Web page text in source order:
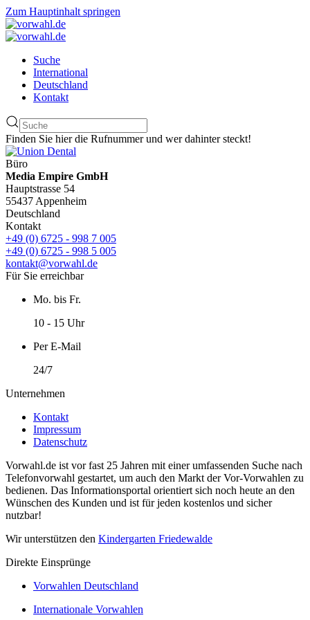
Zum Hauptinhalt springen
Suche
International
Deutschland
Kontakt
Finden Sie hier die Rufnummer und wer dahinter steckt!
Büro
Media Empire GmbH
Hauptstrasse 54
55437 Appenheim
Deutschland
Kontakt
+49 (0) 6725 - 998 7 005
+49 (0) 6725 - 998 5 005
kontakt@vorwahl.de
Für Sie erreichbar
Mo. bis Fr.
10 - 15 Uhr
Per E-Mail
24/7
Unternehmen
Kontakt
Impressum
Datenschutz
Vorwahl.de ist vor fast 25 Jahren mit einer umfassenden Suche nach
Telefonvorwahl gestartet, um auch den Markt der Vor-Vorwahlen zu
bedienen. Das Informationsportal orientiert sich noch heute an den
Wünschen des Kunden und ist für jeden kostenlos und sicher
nutzbar!
Wir unterstützen den Kindergarten Friedewalde
Direkte Einsprünge
Vorwahlen Deutschland
Internationale Vorwahlen